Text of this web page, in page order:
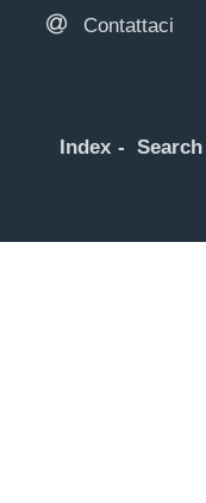
Contattaci
Index Search